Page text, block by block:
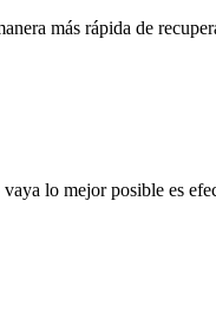
más rápida de
lo mejor posible es